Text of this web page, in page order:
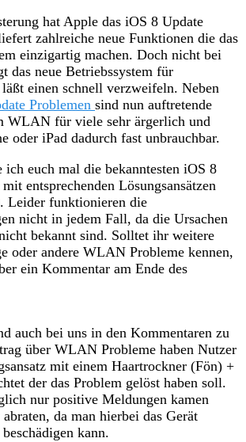
hat Apple das iOS 8 Update
zahlreiche neue Funktionen die das
einzigartig machen. Doch nicht bei
das neue Betriebssystem für
einen schnell verzweifeln. Neben
Problemen sind nun auftretende
WLAN für viele sehr ärgerlich und
oder iPad dadurch fast unbrauchbar.
ich euch mal die bekanntesten iOS 8
entsprechenden Lösungsansätzen
Leider funktionieren die
nicht in jedem Fall, da die Ursachen
bekannt sind. Solltet ihr weitere
oder andere WLAN Probleme kennen,
ein Kommentar am Ende des
auch bei uns in den Kommentaren zu
über WLAN Probleme haben Nutzer
mit einem Haartrockner (Fön) +
der das Problem gelöst haben soll.
nur positive Meldungen kamen
da man hierbei das Gerät
kann.